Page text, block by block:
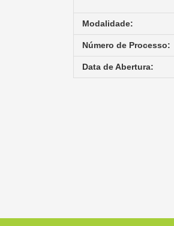
Modalidade:
Número de Processo:
Data de Abertura: